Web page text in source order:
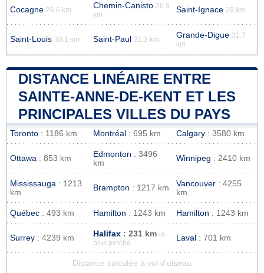
Cocagne 26.6 km Chemin-Canisto 26.9
km
Saint-Ignace 29 km
Saint-Louis 30.1 km Saint-Paul 31.3 km Grande-Digue 31.7
km
DISTANCE LINÉAIRE ENTRE
SAINTE-ANNE-DE-KENT ET LES
PRINCIPALES VILLES DU PAYS
Toronto : 1186 km Montréal : 695 km Calgary : 3580 km
Ottawa : 853 km Edmonton : 3496
km
Winnipeg : 2410 km
Mississauga : 1213
km
Brampton : 1217 km Vancouver : 4255
km
Québec : 493 km Hamilton : 1243 km Hamilton : 1243 km
Surrey : 4239 km Halifax : 231 km
la
plus proche
Laval : 701 km
Distance calculée à vol d'oiseau